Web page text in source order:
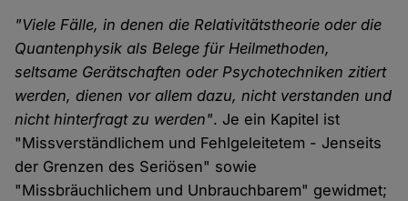
"Viele Fälle, in denen die Relativitätstheorie oder die
Quantenphysik als Belege für Heilmethoden,
seltsame Gerätschaften oder Psychotechniken zitiert
werden, dienen vor allem dazu, nicht verstanden und
nicht hinterfragt zu werden". Je ein Kapitel ist
"Missverständlichem und Fehlgeleitetem - Jenseits
der Grenzen des Seriösen" sowie
"Missbräuchlichem und Unbrauchbarem" gewidmet;